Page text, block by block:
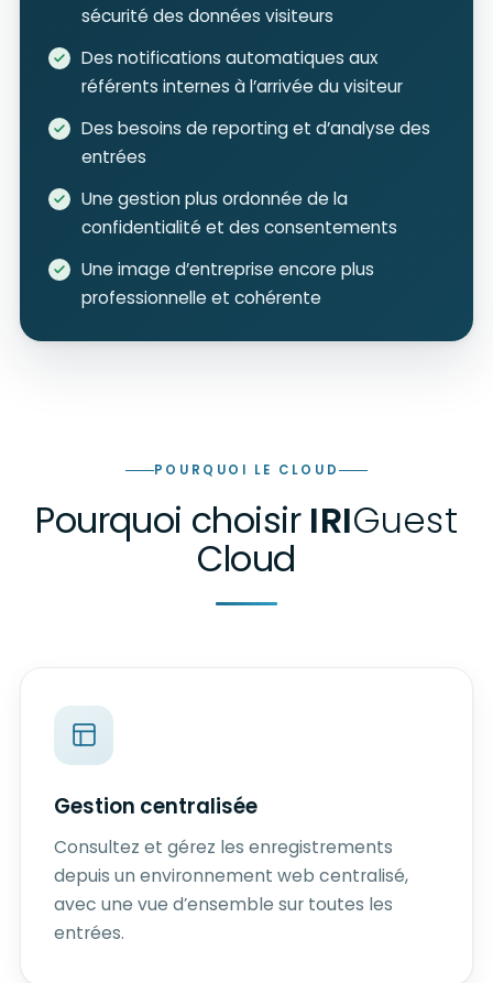
sécurité des données visiteurs
Des notifications automatiques aux
référents internes à l’arrivée du visiteur
Des besoins de reporting et d’analyse des
entrées
Une gestion plus ordonnée de la
confidentialité et des consentements
Une image d’entreprise encore plus
professionnelle et cohérente
POURQUOI LE CLOUD
Pourquoi choisir IRIGuest
Cloud
Gestion centralisée
Consultez et gérez les enregistrements
depuis un environnement web centralisé,
avec une vue d’ensemble sur toutes les
entrées.